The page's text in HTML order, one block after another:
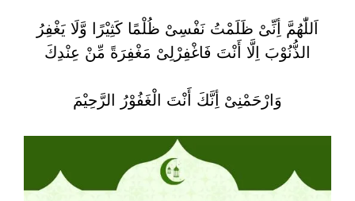
اَللّٰھُمَّ أِنِّیْ ظَلَمْتُ نَفْسِیْ ظُلْمًا کَثِیْرًا وَّلَا یَغْفِرُ
الذُّنُوْبَ اِلَّا أَنْتَ فَاغْفِرْلِیْ مَغْفِرَةً مِّنْ عِنْدِكَ
وَارْحَمْنِیْ أِنَّكَ أَنْتَ الْغَفُوْرُ الرَّحِیْمَ